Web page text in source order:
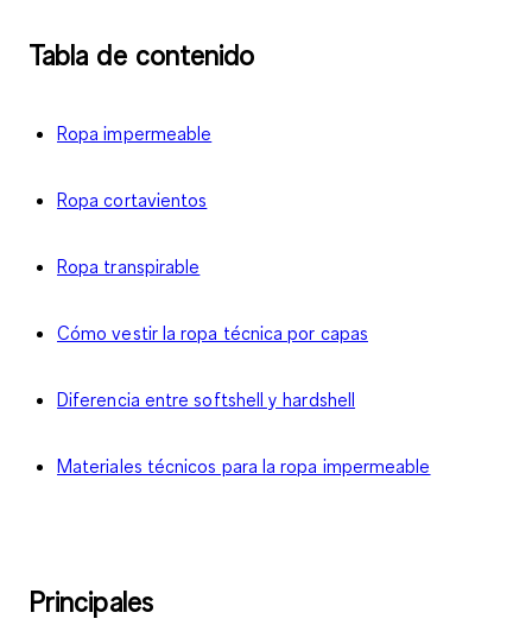
Tabla de contenido
Ropa impermeable
Ropa cortavientos
Ropa transpirable
Cómo vestir la ropa técnica por capas
Diferencia entre softshell y hardshell
Materiales técnicos para la ropa impermeable
Principales